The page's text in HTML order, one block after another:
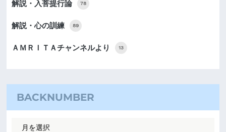
解説・入菩提行論 78
解説・心の訓練 89
ＡＭＲＩＴＡチャンネルより 13
BACKNUMBER